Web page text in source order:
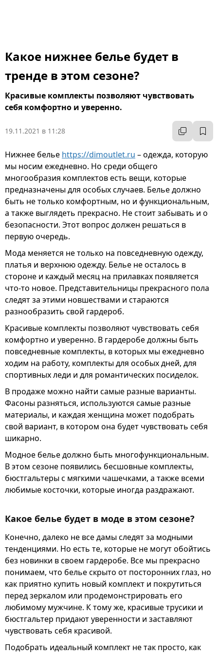
Какое нижнее белье будет в
тренде в этом сезоне?
Красивые комплекты позволяют чувствовать
себя комфортно и уверенно.
19.11.2021 в 11:28
Нижнее белье https://dimoutlet.ru – одежда, которую
мы носим ежедневно. Но среди общего
многообразия комплектов есть вещи, которые
предназначены для особых случаев. Белье должно
быть не только комфортным, но и функциональным,
а также выглядеть прекрасно. Не стоит забывать и о
безопасности. Этот вопрос должен решаться в
первую очередь.
Мода меняется не только на повседневную одежду,
платья и верхнюю одежду. Белье не осталось в
стороне и каждый месяц на прилавках появляется
что-то новое. Представительницы прекрасного пола
следят за этими новшествами и стараются
разнообразить свой гардероб.
Красивые комплекты позволяют чувствовать себя
комфортно и уверенно. В гардеробе должны быть
повседневные комплекты, в которых мы ежедневно
ходим на работу, комплекты для особых дней, для
спортивных леди и для романтических посиделок.
В продаже можно найти самые разные варианты.
Фасоны разняться, используются самые разные
материалы, и каждая женщина может подобрать
свой вариант, в котором она будет чувствовать себя
шикарно.
Модное белье должно быть многофункциональным.
В этом сезоне появились бесшовные комплекты,
бюстгальтеры с мягкими чашечками, а также всеми
любимые косточки, которые иногда раздражают.
Какое белье будет в моде в этом сезоне?
Конечно, далеко не все дамы следят за модными
тенденциями. Но есть те, которые не могут обойтись
без новинки в своем гардеробе. Все мы прекрасно
понимаем, что белье скрыто от посторонних глаз, но
как приятно купить новый комплект и покрутиться
перед зеркалом или продемонстрировать его
любимому мужчине. К тому же, красивые трусики и
бюстгальтер придают уверенности и заставляют
чувствовать себя красивой.
Подобрать идеальный комплект не так просто, как